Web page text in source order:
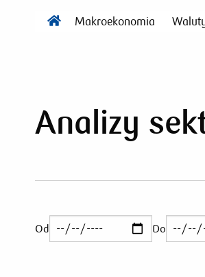
Makroekonomia
Analizy
Od Do